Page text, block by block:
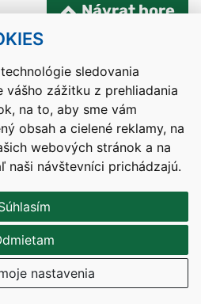
sledovania
vášho zážitku z prehliadania
na to, aby sme vám
obsah a cielené reklamy, na
webových stránok a na
naši návštevníci prichádzajú.
nastavenia
Návrat hore
Vyhlásenie o prístupnosti
školstva, výskumu,
republiky.